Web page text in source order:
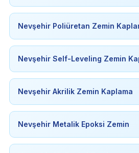
Nevşehir Poliüretan Zemin
Nevşehir Self-Leveling Zemin
Nevşehir Akrilik Zemin Kaplama
Nevşehir Metalik Epoksi Zemin